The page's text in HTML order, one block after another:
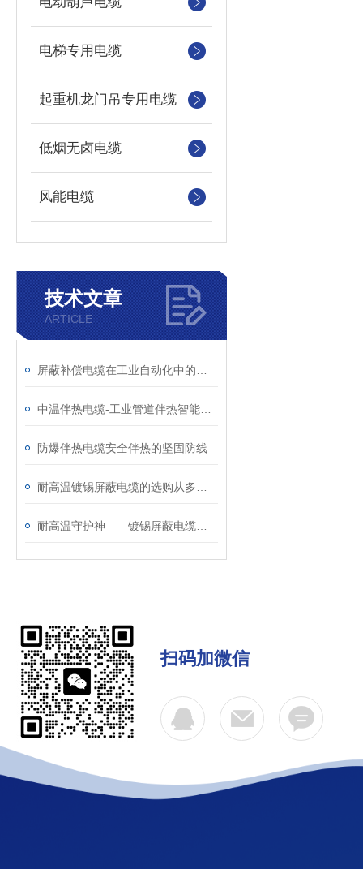
电梯专用电缆
起重机龙门吊专用电缆
低烟无卤电缆
风能电缆
技术文章
ARTICLE
防爆伴热电缆安全伴热的坚固防线
扫码加微信